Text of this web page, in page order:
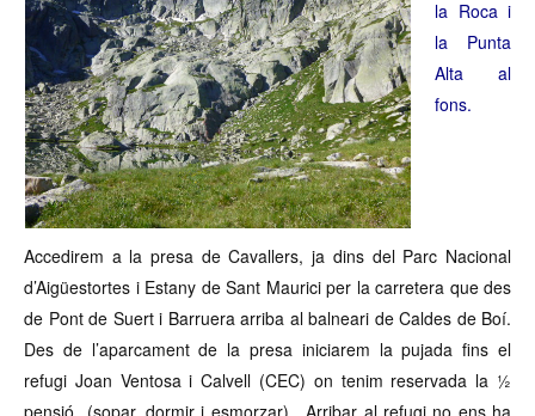
la Roca i
la Punta
Alta al
fons.
Accedirem a la presa de Cavallers, ja dins del Parc Nacional
d’Aigüestortes i Estany de Sant Maurici per la carretera que des
de Pont de Suert i Barruera arriba al balneari de Caldes de Boí.
Des de l’aparcament de la presa iniciarem la pujada fins el
refugi Joan Ventosa i Calvell (CEC) on tenim reservada la ½
pensió (sopar, dormir i esmorzar). Arribar al refugi no ens ha